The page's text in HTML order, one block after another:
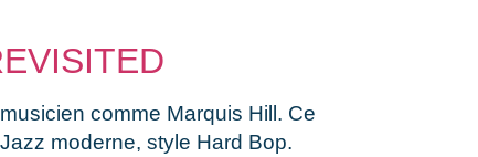
comme Marquis Hill. Ce
moderne, style Hard Bop.